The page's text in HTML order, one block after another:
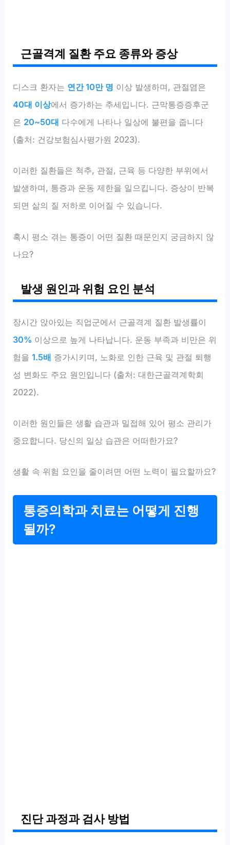
근골격계 질환 주요 종류와 증상
디스크 환자는 연간 10만 명 이상 발생하며, 관절염은
40대 이상에서 증가하는 추세입니다. 근막통증증후군
은 20~50대 다수에게 나타나 일상에 불편을 줍니다
(출처: 건강보험심사평가원 2023).
이러한 질환들은 척추, 관절, 근육 등 다양한 부위에서
발생하며, 통증과 운동 제한을 일으킵니다. 증상이 반복
되면 삶의 질 저하로 이어질 수 있습니다.
혹시 평소 겪는 통증이 어떤 질환 때문인지 궁금하지 않
나요?
발생 원인과 위험 요인 분석
장시간 앉아있는 직업군에서 근골격계 질환 발생률이
30% 이상으로 높게 나타납니다. 운동 부족과 비만은 위
험을1.5배 증가시키며, 노화로 인한 근육 및 관절 퇴행
성 변화도 주요 원인입니다 (출처: 대한근골격계학회
2022).
이러한 원인들은 생활 습관과 밀접해 있어 평소 관리가
중요합니다. 당신의 일상 습관은 어떠한가요?
생활 속 위험 요인을 줄이려면 어떤 노력이 필요할까요?
통증의학과 치료는 어떻게 진행
될까?
진단 과정과 검사 방법